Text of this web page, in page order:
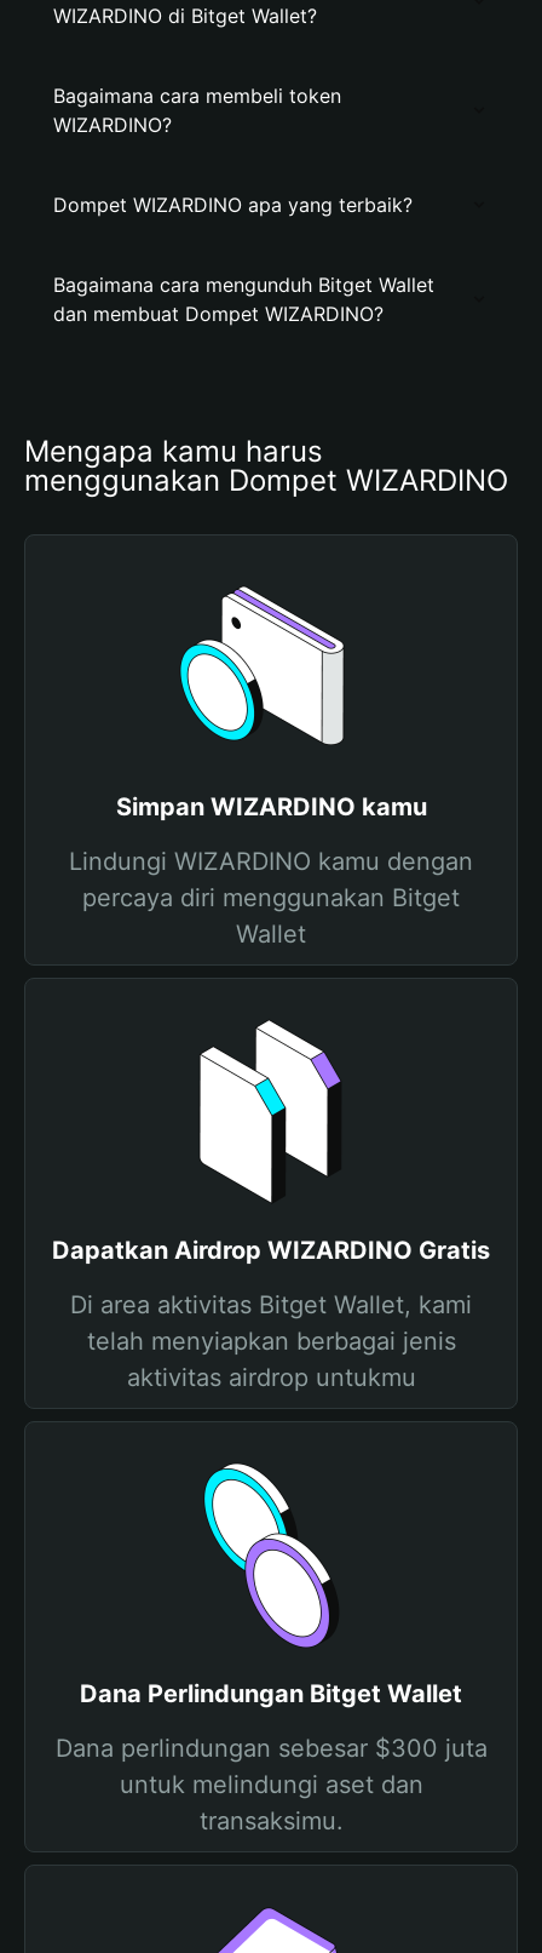
WIZARDINO di Bitget Wallet?
Bagaimana cara membeli token
WIZARDINO?
Dompet WIZARDINO apa yang terbaik?
Bagaimana cara mengunduh Bitget Wallet
dan membuat Dompet WIZARDINO?
Mengapa kamu harus
menggunakan Dompet WIZARDINO
Simpan WIZARDINO kamu
Lindungi WIZARDINO kamu dengan
percaya diri menggunakan Bitget
Wallet
Dapatkan Airdrop WIZARDINO Gratis
Di area aktivitas Bitget Wallet, kami
telah menyiapkan berbagai jenis
aktivitas airdrop untukmu
Dana Perlindungan Bitget Wallet
Dana perlindungan sebesar $300 juta
untuk melindungi aset dan
transaksimu.